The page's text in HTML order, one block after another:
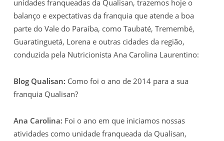
unidades franqueadas da Qualisan, trazemos hoje o
balanço e expectativas da franquia que atende a boa
parte do Vale do Paraíba, como Taubaté, Tremembé,
Guaratinguetá, Lorena e outras cidades da região,
conduzida pela Nutricionista Ana Carolina Laurentino:
Blog Qualisan: Como foi o ano de 2014 para a sua
franquia Qualisan?
Ana Carolina: Foi o ano em que iniciamos nossas
atividades como unidade franqueada da Qualisan,